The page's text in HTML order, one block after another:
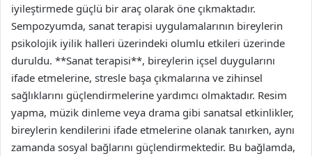
iyileştirmede güçlü bir araç olarak öne çıkmaktadır.
Sempozyumda, sanat terapisi uygulamalarının bireylerin
psikolojik iyilik halleri üzerindeki olumlu etkileri üzerinde
duruldu. **Sanat terapisi**, bireylerin içsel duygularını
ifade etmelerine, stresle başa çıkmalarına ve zihinsel
sağlıklarını güçlendirmelerine yardımcı olmaktadır. Resim
yapma, müzik dinleme veya drama gibi sanatsal etkinlikler,
bireylerin kendilerini ifade etmelerine olanak tanırken, aynı
zamanda sosyal bağlarını güçlendirmektedir. Bu bağlamda,